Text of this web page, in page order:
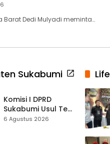
Barat Dedi Mulyadi meminta…
Sukabumi
Komisi I DPRD
Sukabumi Usul Tes
Rambut Jadi
6 Agustus 2026
Life